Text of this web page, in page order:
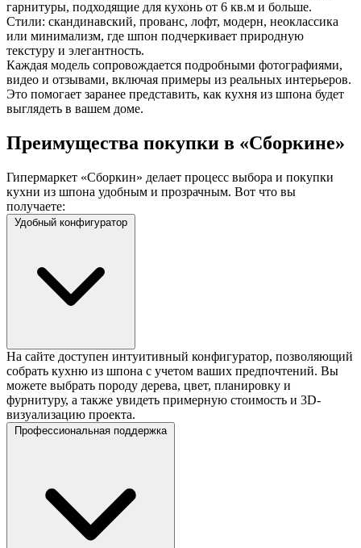
гарнитуры, подходящие для кухонь от 6 кв.м и больше.
Стили: скандинавский, прованс, лофт, модерн, неоклассика
или минимализм, где шпон подчеркивает природную
текстуру и элегантность.
Каждая модель сопровождается подробными фотографиями,
видео и отзывами, включая примеры из реальных интерьеров.
Это помогает заранее представить, как кухня из шпона будет
выглядеть в вашем доме.
Преимущества покупки в «Сборкине»
Гипермаркет «Сборкин» делает процесс выбора и покупки
кухни из шпона удобным и прозрачным. Вот что вы
получаете:
Удобный конфигуратор
На сайте доступен интуитивный конфигуратор, позволяющий
собрать кухню из шпона с учетом ваших предпочтений. Вы
можете выбрать породу дерева, цвет, планировку и
фурнитуру, а также увидеть примерную стоимость и 3D-
визуализацию проекта.
Профессиональная поддержка